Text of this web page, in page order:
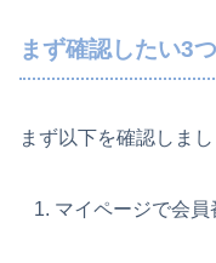
まず確認したい3
まず以下を確認しまし
マイページで会